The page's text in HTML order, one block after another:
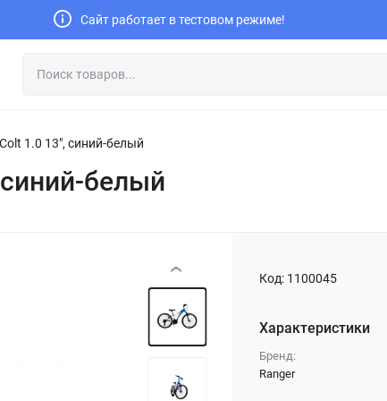
Сайт работает в тестовом режиме!
1.0 13", синий-белый
белый
‹
Код: 1100045
Характеристики
Бренд:
Ranger